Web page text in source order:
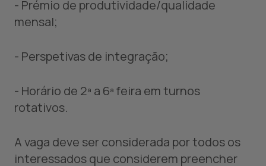
- Prémio de produtividade/qualidade
mensal;
- Perspetivas de integração;
- Horário de 2ª a 6ª feira em turnos
rotativos.
A vaga deve ser considerada por todos os
interessados que considerem preencher